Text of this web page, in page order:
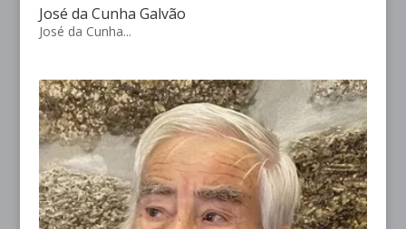
José da Cunha Galvão
José da Cunha...